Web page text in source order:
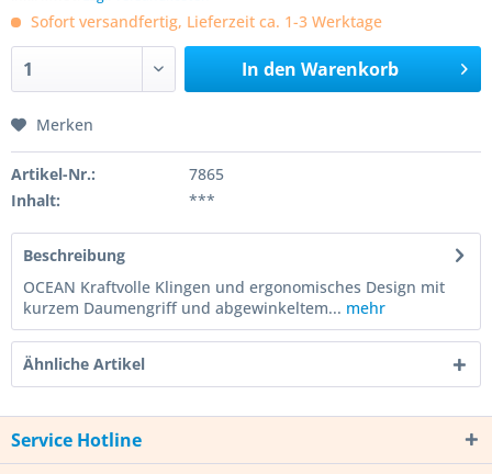
Sofort versandfertig, Lieferzeit ca. 1-3 Werktage
In den Warenkorb
Merken
Artikel-Nr.:
7865
Inhalt:
***
Beschreibung
OCEAN Kraftvolle Klingen und ergonomisches Design mit
kurzem Daumengriff und abgewinkeltem... mehr
Ähnliche Artikel
Service Hotline